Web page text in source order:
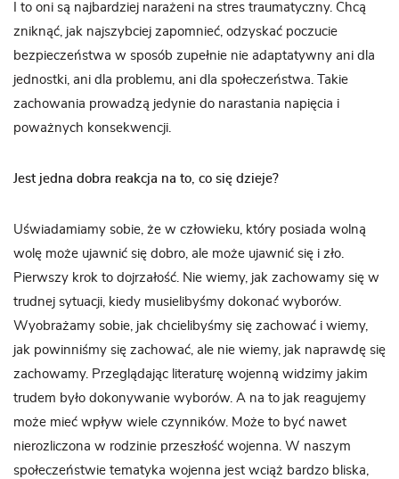
I to oni są najbardziej narażeni na stres traumatyczny. Chcą
zniknąć, jak najszybciej zapomnieć, odzyskać poczucie
bezpieczeństwa w sposób zupełnie nie adaptatywny ani dla
jednostki, ani dla problemu, ani dla społeczeństwa. Takie
zachowania prowadzą jedynie do narastania napięcia i
poważnych konsekwencji.
Jest jedna dobra reakcja na to, co się dzieje?
Uświadamiamy sobie, że w człowieku, który posiada wolną
wolę może ujawnić się dobro, ale może ujawnić się i zło.
Pierwszy krok to dojrzałość. Nie wiemy, jak zachowamy się w
trudnej sytuacji, kiedy musielibyśmy dokonać wyborów.
Wyobrażamy sobie, jak chcielibyśmy się zachować i wiemy,
jak powinniśmy się zachować, ale nie wiemy, jak naprawdę się
zachowamy. Przeglądając literaturę wojenną widzimy jakim
trudem było dokonywanie wyborów. A na to jak reagujemy
może mieć wpływ wiele czynników. Może to być nawet
nierozliczona w rodzinie przeszłość wojenna. W naszym
społeczeństwie tematyka wojenna jest wciąż bardzo bliska,